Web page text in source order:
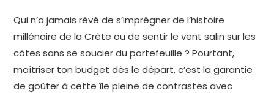
Qui n’a jamais rêvé de s’imprégner de l’histoire
millénaire de la Crète ou de sentir le vent salin sur les
côtes sans se soucier du portefeuille ? Pourtant,
maîtriser ton budget dès le départ, c’est la garantie
de goûter à cette île pleine de contrastes avec